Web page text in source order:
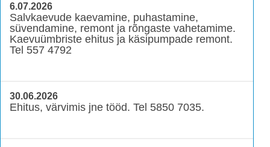
6.07.2026
Salvkaevude kaevamine, puhastamine,
süvendamine, remont ja rõngaste vahetamime.
Kaevuümbriste ehitus ja käsipumpade remont.
Tel 557 4792
30.06.2026
Ehitus, värvimis jne tööd. Tel 5850 7035.